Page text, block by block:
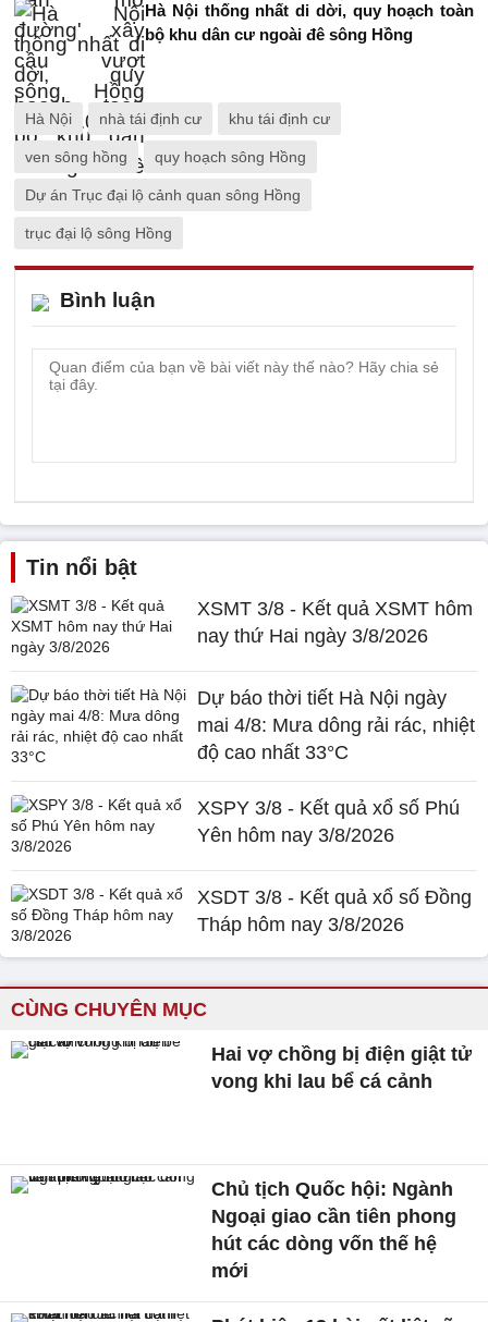
Hà Nội thống nhất di dời, quy hoạch toàn
bộ khu dân cư ngoài đê sông Hồng
Hà Nội nhà tái định cư khu tái định cư
ven sông hồng quy hoạch sông Hồng
Dự án Trục đại lộ cảnh quan sông Hồng
trục đại lộ sông Hồng
Bình luận
Tin nổi bật
XSMT 3/8 - Kết quả XSMT hôm
nay thứ Hai ngày 3/8/2026
Dự báo thời tiết Hà Nội ngày
mai 4/8: Mưa dông rải rác, nhiệt
độ cao nhất 33°C
XSPY 3/8 - Kết quả xổ số Phú
Yên hôm nay 3/8/2026
XSDT 3/8 - Kết quả xổ số Đồng
Tháp hôm nay 3/8/2026
CÙNG CHUYÊN MỤC
Hai vợ chồng bị điện giật tử
vong khi lau bể cá cảnh
Chủ tịch Quốc hội: Ngành
Ngoại giao cần tiên phong
hút các dòng vốn thế hệ
mới